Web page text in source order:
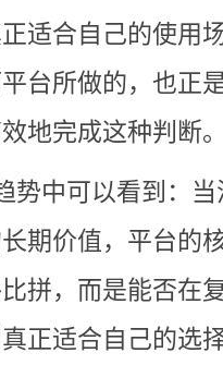
适合自己的使用
台所做的，也正
地完成这种判断
势中可以看到：
期价值，平台的
拼，而是能否在
正适合自己的选